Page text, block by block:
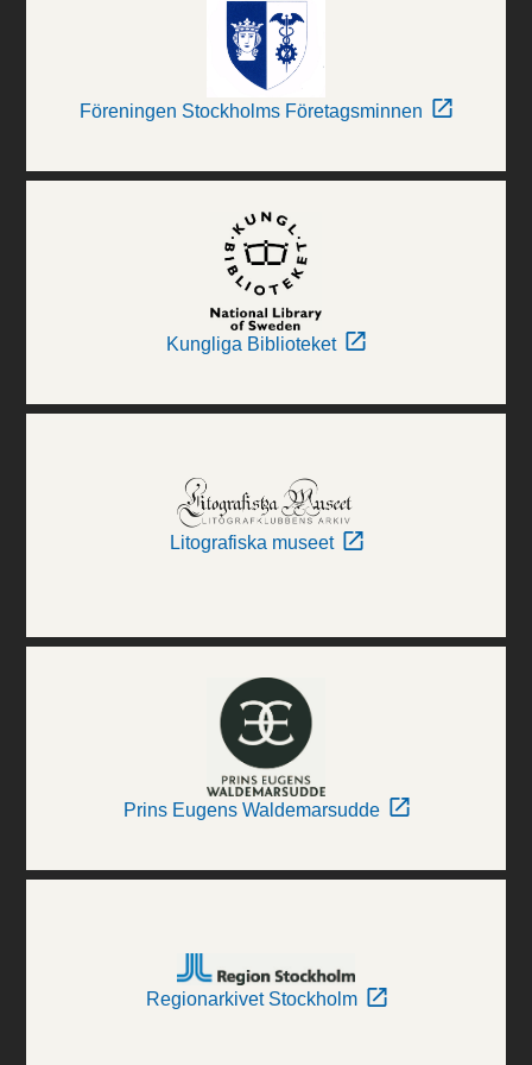
Föreningen Stockholms Företagsminnen
Kungliga Biblioteket
Litografiska museet
Prins Eugens Waldemarsudde
Regionarkivet Stockholm